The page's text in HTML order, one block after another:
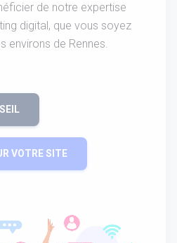
de notre expertise
digital, que vous soyez
environs de Rennes.
VOTRE SITE